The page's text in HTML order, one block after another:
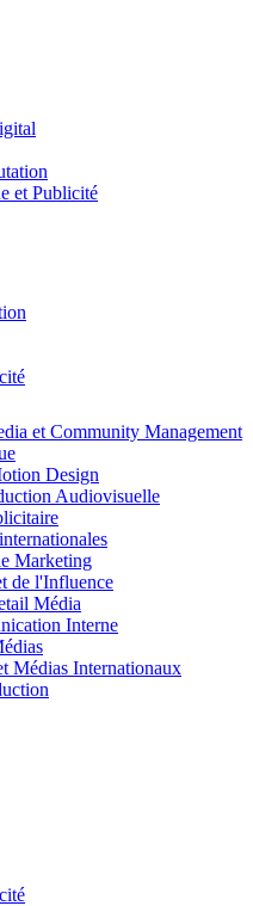
et Publicité
et Community Management
Design
Audiovisuelle
Marketing
de l'Influence
Média
Interne
Médias Internationaux